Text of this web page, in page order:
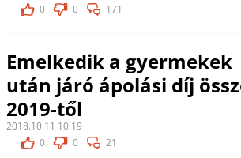
0
0 171
Emelkedik a gyermekek
után járó ápolási díj
2019-től
2018.10.11 10:19
0
0 21